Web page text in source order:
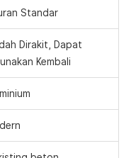
Standar
Dirakit, Dapat
Kembali